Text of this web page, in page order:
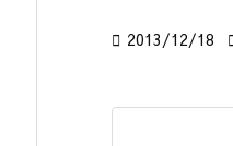
 2013/12/18